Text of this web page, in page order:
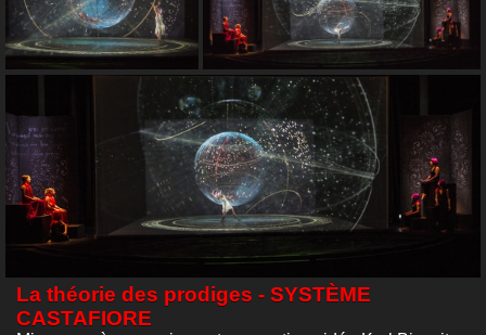
La théorie des prodiges - SYSTÈME
CASTAFIORE